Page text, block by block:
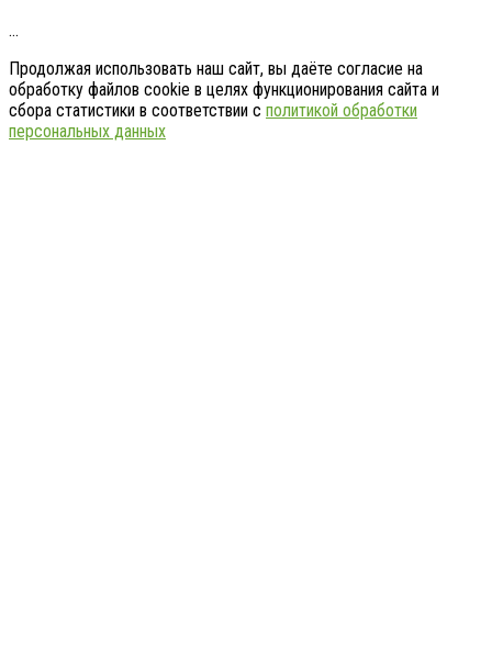
…
Продолжая использовать наш сайт, вы даёте согласие на
обработку файлов cookie в целях функционирования сайта и
сбора статистики в соответствии с политикой обработки
персональных данных